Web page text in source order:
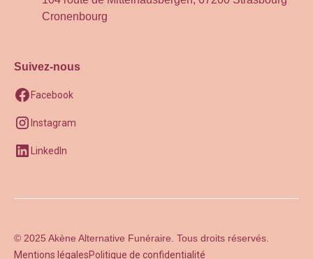
Cronenbourg
Suivez-nous
Facebook
Instagram
LinkedIn
© 2025 Akène Alternative Funéraire. Tous droits réservés.
Mentions légalesPolitique de confidentialité